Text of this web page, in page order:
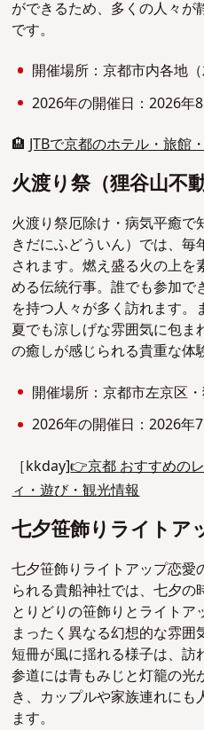
ができるため、多くの人々
です。
開催場所：京都市内各地
2026年の開催日：2026年8
🏨JTBで京都のホテル・旅館
火渡り祭（狸谷山不動
火渡り祭厄除け・病気平癒
きだにふどういん）では、
されます。燃え盛る火の上
める伝統行事。誰でも参加で
を持つ人々が多く訪れます
夏でも涼しげな雰囲気に包ま
の癒しが感じられる貴重な体
開催場所：京都市左京区
2026年の開催日：2026年
［kkday]👉京都 おすすめの
ィ・遊び・観光情報
七夕笹飾りライトア
七夕笹飾りライトアップ恋愛
られる貴船神社では、七夕
とりどりの笹飾りとライト
まったく異なる幻想的な雰
短冊が風に揺れる様子は、訪
参道には青もみじと灯籠の光
き、カップルや家族連れに
ます。